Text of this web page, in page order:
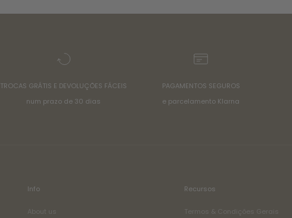
TROCAS GRÁTIS E DEVOLUÇÕES FÁCEIS
num prazo de 30 dias
PAGAMENTOS SEGUROS
e parcelamento Klarna
Info
About us
Recursos
Termos & Condições Gerais